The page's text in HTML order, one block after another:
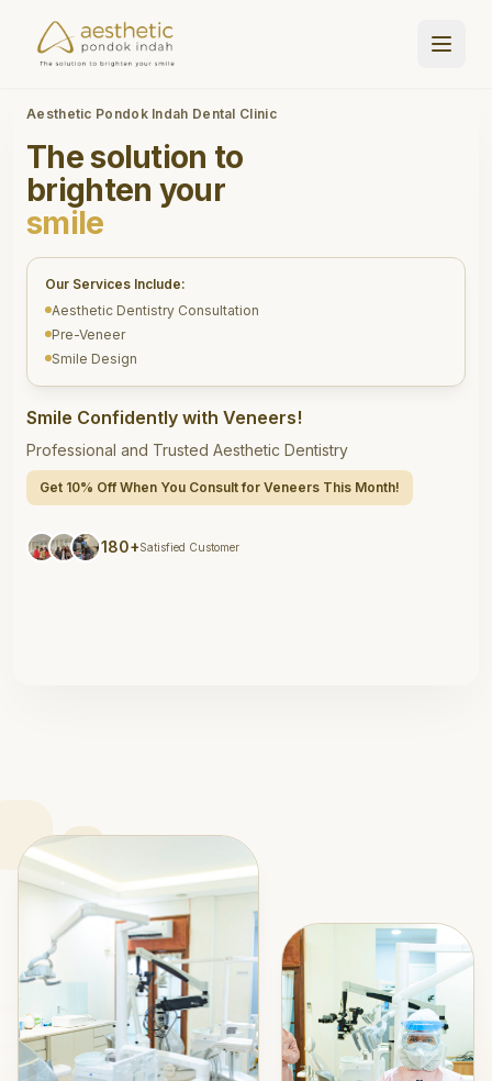
Aesthetic Pondok Indah Dental Clinic
The solution to
brighten your
smile
Our Services Include:
Aesthetic Dentistry Consultation
Pre-Veneer
Smile Design
Smile Confidently with Veneers!
Professional and Trusted Aesthetic Dentistry
Get 10% Off When You Consult for Veneers This Month!
180+Satisfied Customer